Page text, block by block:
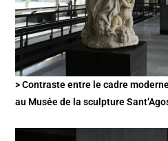
> Contraste entre le cadre
au Musée de la sculpture